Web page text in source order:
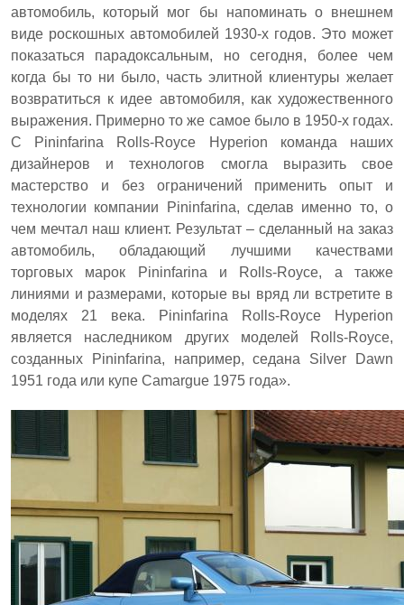
автомобиль, который мог бы напоминать о внешнем
виде роскошных автомобилей 1930-х годов. Это может
показаться парадоксальным, но сегодня, более чем
когда бы то ни было, часть элитной клиентуры желает
возвратиться к идее автомобиля, как художественного
выражения. Примерно то же самое было в 1950-х годах.
С Pininfarina Rolls-Royce Hyperion команда наших
дизайнеров и технологов смогла выразить свое
мастерство и без ограничений применить опыт и
технологии компании Pininfarina, сделав именно то, о
чем мечтал наш клиент. Результат – сделанный на заказ
автомобиль, обладающий лучшими качествами
торговых марок Pininfarina и Rolls-Royce, а также
линиями и размерами, которые вы вряд ли встретите в
моделях 21 века. Pininfarina Rolls-Royce Hyperion
является наследником других моделей Rolls-Royce,
созданных Pininfarina, например, седана Silver Dawn
1951 года или купе Camargue 1975 года».